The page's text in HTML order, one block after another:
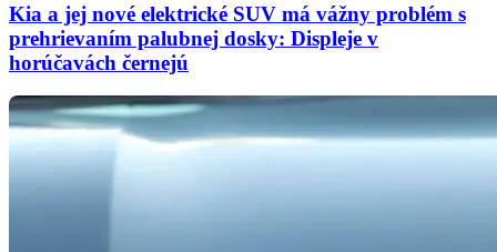
Kia a jej nové elektrické SUV má vážny problém s
prehrievaním palubnej dosky: Displeje v
horúčavách černejú